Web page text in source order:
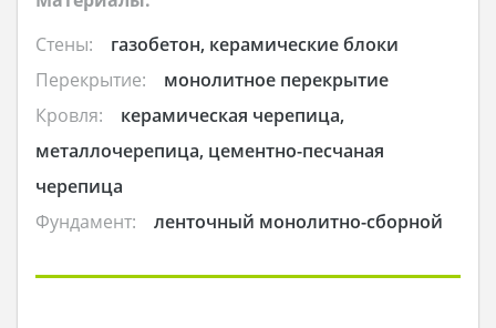
Стены:
газобетон, керамические блоки
Перекрытие:
монолитное перекрытие
Кровля:
керамическая черепица,
металлочерепица, цементно-песчаная
черепица
Фундамент:
ленточный монолитно-сборной